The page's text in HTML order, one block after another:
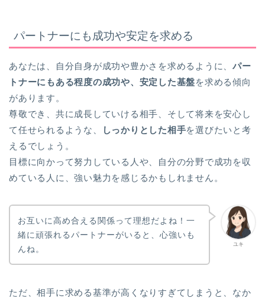
パートナーにも成功や安定を求める
あなたは、自分自身が成功や豊かさを求めるように、パー
トナーにもある程度の成功や、安定した基盤を求める傾向
があります。
尊敬でき、共に成長していける相手、そして将来を安心し
て任せられるような、
しっかりとした相手を選びたいと考
えるでしょう。
目標に向かって努力している人や、自分の分野で成功を収
めている人に、強い魅力を感じるかもしれません。
ユキ
お互いに高め合える関係って理想だよね！一
緒に頑張れるパートナーがいると、心強いも
んね。
ただ、相手に求める基準が高くなりすぎてしまうと、なか